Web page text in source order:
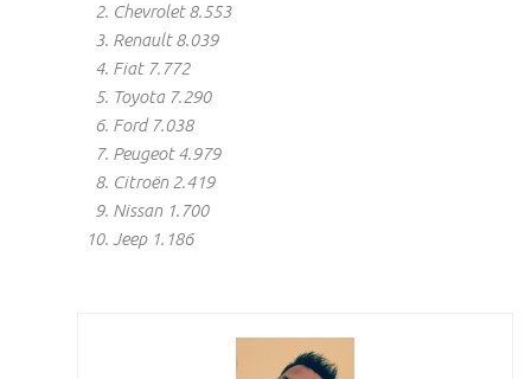
Chevrolet 8.553
Renault 8.039
Fiat 7.772
Toyota 7.290
Ford 7.038
Peugeot 4.979
Citroën 2.419
Nissan 1.700
Jeep 1.186